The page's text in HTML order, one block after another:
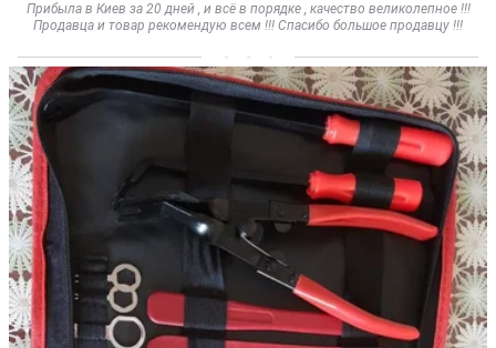
Прибыла в Киев за 20 дней , и всё в порядке , качество великолепное !!!
Продавца и товар рекомендую всем !!! Спасибо большое продавцу !!!